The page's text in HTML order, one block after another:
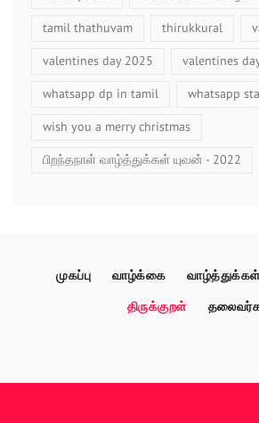
tamil thathuvam thirukkural
valentines day 2025 valentines
whatsapp dp in tamil whatsapp
wish you a merry christmas
பிறந்தநாள் வாழ்த்துக்கள் யுவன் - 2022
முகப்பு வாழ்க்கை
திருக்குறள்